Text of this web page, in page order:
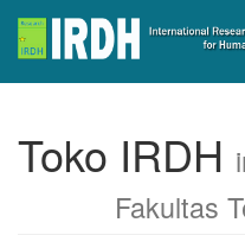
Toko IRDH
Fakultas